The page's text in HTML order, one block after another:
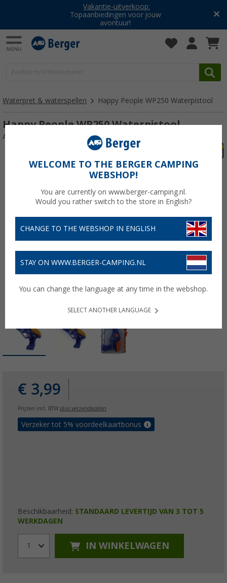
Vakantie-uitverkoop:
Topaanbiedingen voor jouw
avontuur!
Waterpret & waterspellen Happy People WP250 Waterpistool
Happy People WP250 Waterpistool
Artikelnr: 692865
€ 3,99
Prijzen incl. BTW plus verzendkosten
Verzeker tot 5% voordeelkaartbonus
Beschikbaarheid: STANDAARD LEVERTIJD VAN 3 TOT 5
WERKDAGEN
1 IN WINKELWAGEN
WELCOME TO THE BERGER CAMPING
WEBSHOP!
You are currently on www.berger-camping.nl.
Would you rather switch to the store in English?
CHANGE TO THE WEBSHOP IN ENGLISH
STAY ON WWW.BERGER-CAMPING.NL
You can change the language at any time in the webshop.
SELECT ANOTHER LANGUAGE